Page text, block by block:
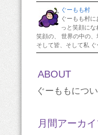
ぐーもも村
ぐーもも村
っと笑顔に
笑顔の、 世界の中の、
そして皆、そして私
ABOUT
ぐーももにつ
月間アーカ